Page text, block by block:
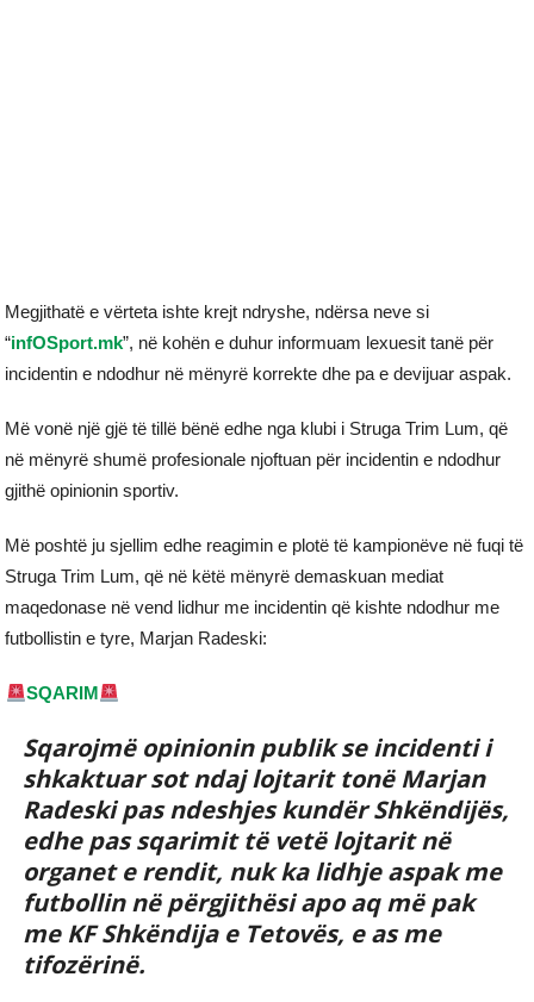
Megjithatë e vërteta ishte krejt ndryshe, ndërsa neve si
“infOSport.mk”, në kohën e duhur informuam lexuesit tanë për
incidentin e ndodhur në mënyrë korrekte dhe pa e devijuar aspak.
Më vonë një gjë të tillë bënë edhe nga klubi i Struga Trim Lum, që
në mënyrë shumë profesionale njoftuan për incidentin e ndodhur
gjithë opinionin sportiv.
Më poshtë ju sjellim edhe reagimin e plotë të kampionëve në fuqi të
Struga Trim Lum, që në këtë mënyrë demaskuan mediat
maqedonase në vend lidhur me incidentin që kishte ndodhur me
futbollistin e tyre, Marjan Radeski:
SQARIM
Sqarojmë opinionin publik se incidenti i
shkaktuar sot ndaj lojtarit tonë Marjan
Radeski pas ndeshjes kundër Shkëndijës,
edhe pas sqarimit të vetë lojtarit në
organet e rendit, nuk ka lidhje aspak me
futbollin në përgjithësi apo aq më pak
me KF Shkëndija e Tetovës, e as me
tifozërinë.